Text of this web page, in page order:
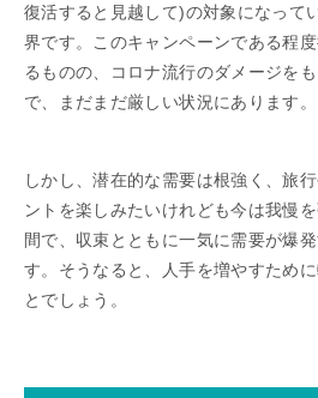
復活すると見越して)の対象になって
界です。このキャンペーンである程
るものの、コロナ流行のダメージを
で、まだまだ厳しい状況にあります。
しかし、潜在的な需要は根強く、旅
ントを楽しみたいけれども今は我慢
間で、収束とともに一気に需要が爆
す。そうなると、人手を増やすため
とでしょう。